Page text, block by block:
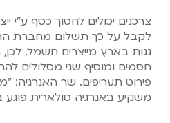
צרכנים יכולים לחסוך כסף ע"י
גגות בארץ מייצרים חשמל.
חסמים ומוסיף שני מסלולים
פירוט תעריפים. שר האנרגיה:
משקיע באנרגיה ‏סולארית